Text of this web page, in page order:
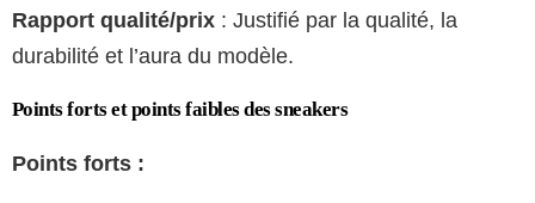
Rapport qualité/prix : Justifié par la qualité, la
durabilité et l’aura du modèle.
Points forts et points faibles des sneakers
Points forts :